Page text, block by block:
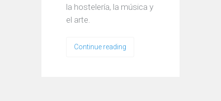
la hostelería, la música y
el arte.
Continue reading